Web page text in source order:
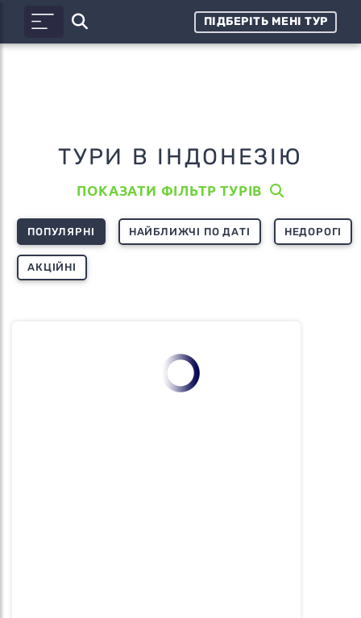
ПІДБЕРІТЬ МЕНІ ТУР
ТУРИ В ІНДОНЕЗІЮ
ПОКАЗАТИ ФІЛЬТР ТУРІВ
ПОПУЛЯРНІ НАЙБЛИЖЧІ ПО ДАТІ НЕДОРОГІ
АКЦІЙНІ